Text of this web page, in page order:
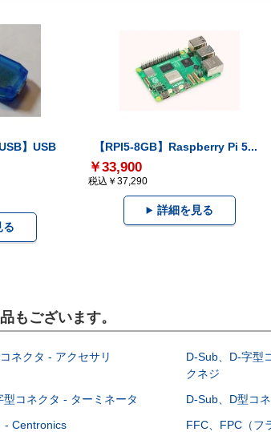
】USB
る
【RPI5-8GB】Raspberry Pi 5...
￥33,900
税込￥37,290
詳細を見る
もございます。
ネクタ - アクセサリ
D-Sub、D-字型
クネジ
型コネクタ - ターミネータ D-Sub、D型コ
- Centronics FFC、FPC（フ